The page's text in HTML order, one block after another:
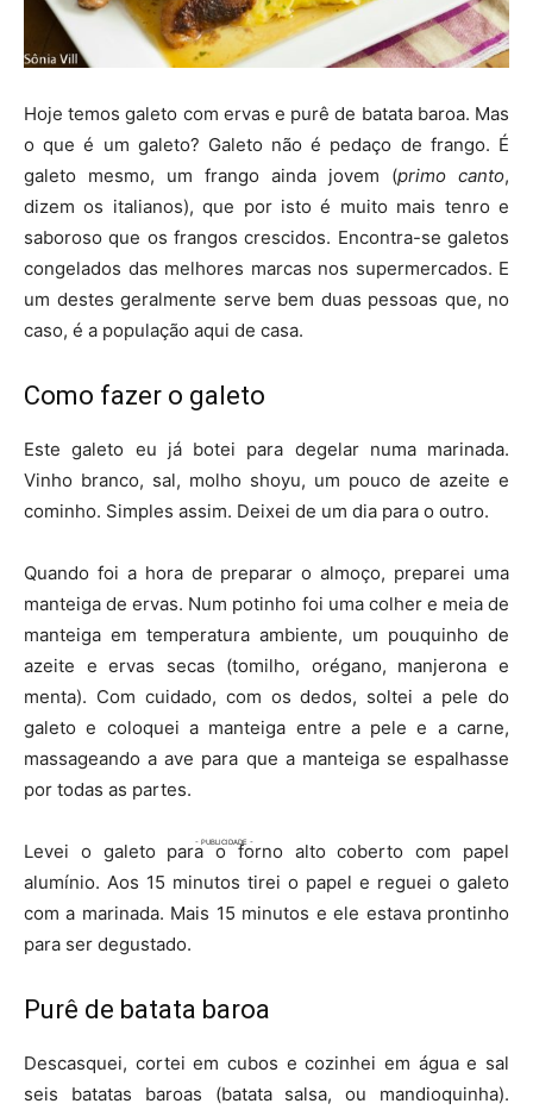
Hoje temos galeto com ervas e purê de batata baroa. Mas
o que é um galeto? Galeto não é pedaço de frango. É
galeto mesmo, um frango ainda jovem (primo canto,
dizem os italianos), que por isto é muito mais tenro e
saboroso que os frangos crescidos. Encontra-se galetos
congelados das melhores marcas nos supermercados. E
um destes geralmente serve bem duas pessoas que, no
caso, é a população aqui de casa.
Como fazer o galeto
Este galeto eu já botei para degelar numa marinada.
Vinho branco, sal, molho shoyu, um pouco de azeite e
cominho. Simples assim. Deixei de um dia para o outro.
Quando foi a hora de preparar o almoço, preparei uma
manteiga de ervas. Num potinho foi uma colher e meia de
manteiga em temperatura ambiente, um pouquinho de
azeite e ervas secas (tomilho, orégano, manjerona e
menta). Com cuidado, com os dedos, soltei a pele do
galeto e coloquei a manteiga entre a pele e a carne,
massageando a ave para que a manteiga se espalhasse
por todas as partes.
Levei o galeto para o forno alto coberto com papel
alumínio. Aos 15 minutos tirei o papel e reguei o galeto
com a marinada. Mais 15 minutos e ele estava prontinho
para ser degustado.
Purê de batata baroa
Descasquei, cortei em cubos e cozinhei em água e sal
seis batatas baroas (batata salsa, ou mandioquinha).